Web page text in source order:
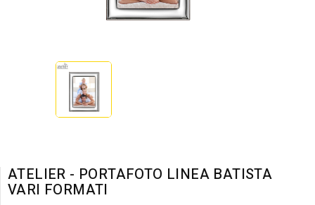
ATELIER - PORTAFOTO LINEA BATISTA
VARI FORMATI